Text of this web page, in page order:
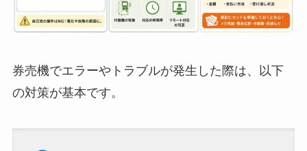
券売機でエラーやトラブルが発生した際は、以下
の対策が基本です。